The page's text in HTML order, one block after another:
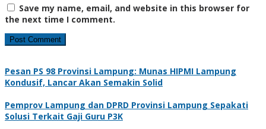
Save my name, email, and website in this browser for
the next time I comment.
Pesan PS 98 Provinsi Lampung: Munas HIPMI Lampung
Kondusif, Lancar Akan Semakin Solid
Pemprov Lampung dan DPRD Provinsi Lampung Sepakati
Solusi Terkait Gaji Guru P3K